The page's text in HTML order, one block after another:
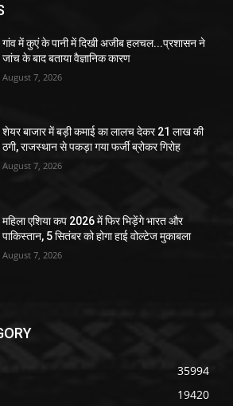
गांव में कुएं के पानी में दिखी अजीब हलचल...प्रशासन ने
जांच के बाद बताया वैज्ञानिक कारण
August 7, 2026
शेयर बाजार में बड़ी कमाई का लालच देकर 21 लाख की
ठगी, राजस्थान से पकड़ा गया फर्जी ब्रोकर गिरोह
August 7, 2026
महिला एशिया कप 2026 में फिर भिड़ेंगे भारत और
पाकिस्तान, 5 सितंबर को होगा हाई वोल्टेज मुकाबला
August 7, 2026
35994
19420